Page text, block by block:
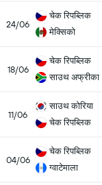
24/06
चेक रिपब्लिक
मेक्सिको
18/06
चेक रिपब्लिक
साउथ अफ्रीका
11/06
साउथ कोरिया
चेक रिपब्लिक
04/06
चेक रिपब्लिक
ग्वाटेमाला